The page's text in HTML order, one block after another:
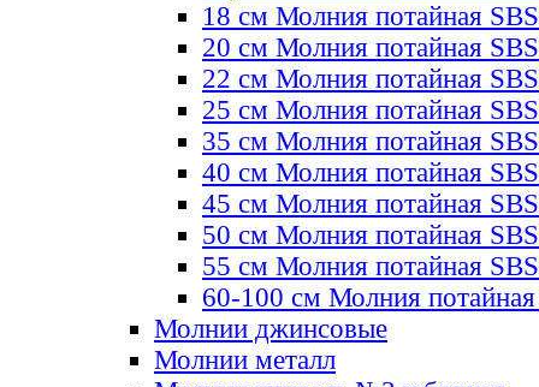
18 см Молния потайная SBS
20 см Молния потайная SBS
22 см Молния потайная SBS
25 см Молния потайная SBS
35 см Молния потайная SBS
40 см Молния потайная SBS
45 см Молния потайная SBS
50 см Молния потайная SBS
55 см Молния потайная SBS
60-100 см Молния
Молнии джинсовые
Молнии металл